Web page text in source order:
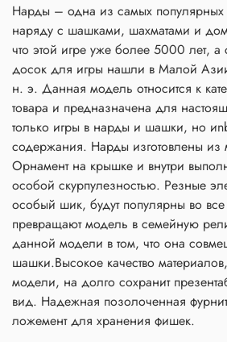
Нарды – одна из самых популярных
наряду с шашками, шахматами и
что этой игре уже более 5000 лет,
досок для игры нашли в Малой
н. э. Данная модель относится к
товара и предназначена для
только игры в нарды и шашки, но
содержания. Нарды изготовлены из
Орнамент на крышке и внутри
особой скурпулезностью. Резные
особый шик, будут популярны во
превращают модель в семейную
данной модели в том, что она
шашки.Высокое качество
модели, на долго сохранит
вид. Надежная позолоченная
ложемент для хранения фишек.